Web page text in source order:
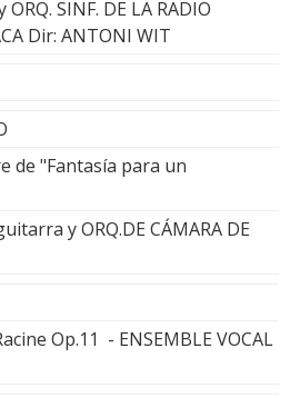
ORQ. SINF. DE LA RADIO
Dir: ANTONI WIT
de "Fantasía para un
y ORQ.DE CÁMARA DE
Op.11 - ENSEMBLE VOCAL